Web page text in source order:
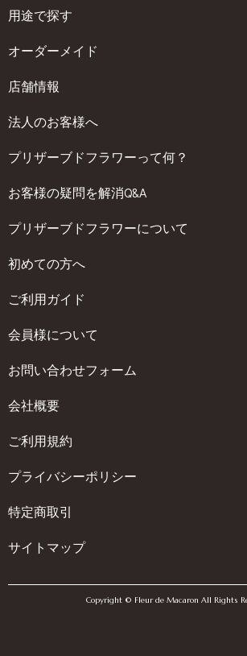
用途で探す
オーダーメイド
店舗情報
法人のお客様へ
プリザーブドフラワーって何？
お客様の疑問を解消Q&A
プリザーブドフラワーについて
初めての方へ
ご利用ガイド
会員様について
お問い合わせフォーム
会社概要
ご利用規約
プライバシーポリシー
特定商取引
サイトマップ
Copyright © Fleur de Macaron All Rights